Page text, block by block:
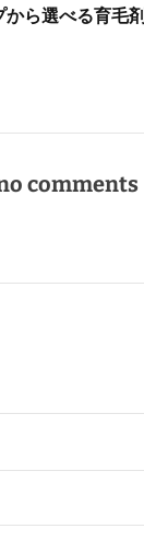
ら選べる育毛剤
comments